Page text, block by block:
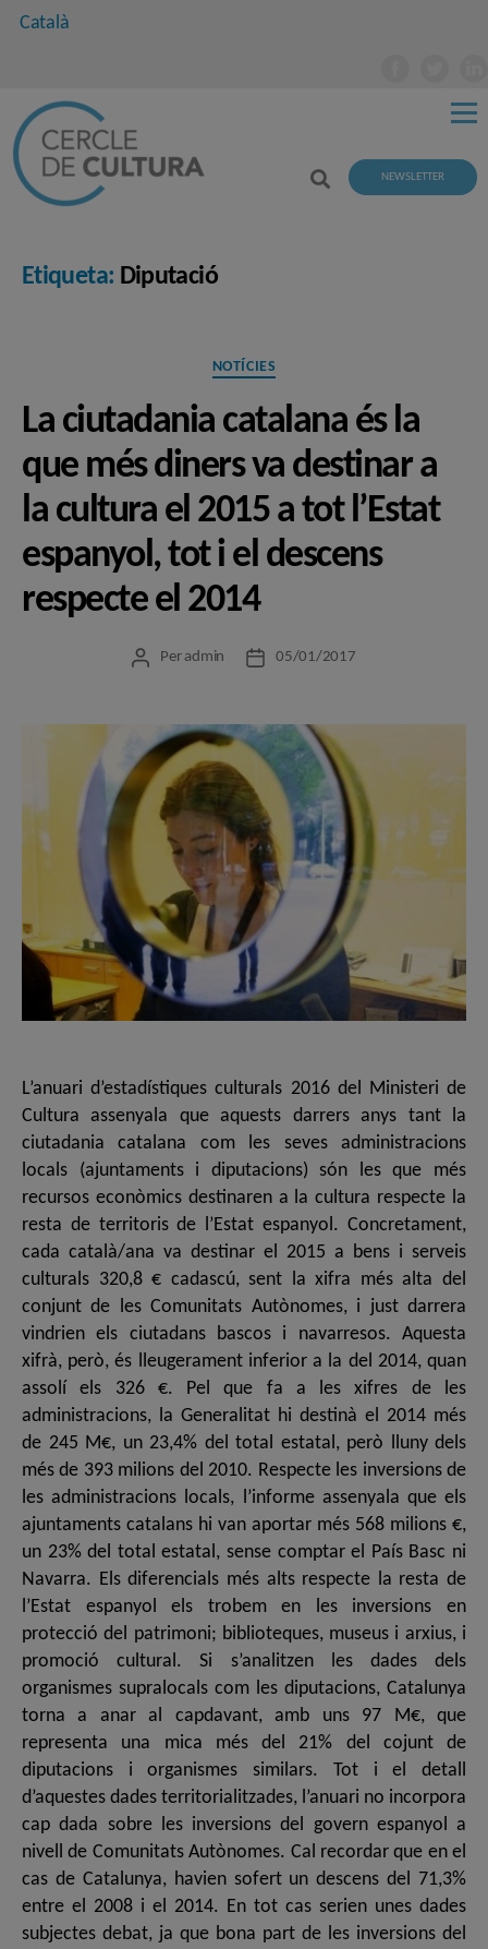
Català
NEWSLETTER
Etiqueta: Diputació
Categories
NOTÍCIES
La ciutadania catalana és la
que més diners va destinar a
la cultura el 2015 a tot l’Estat
espanyol, tot i el descens
respecte el 2014
Autor
Per admin
Data05/01/2017
L’anuari d’estadístiques culturals 2016 del Ministeri de
Cultura assenyala que aquests darrers anys tant la
ciutadania catalana com les seves administracions
locals (ajuntaments i diputacions) són les que més
recursos econòmics destinaren a la cultura respecte la
resta de territoris de l’Estat espanyol. Concretament,
cada català/ana va destinar el 2015 a bens i serveis
culturals 320,8 € cadascú, sent la xifra més alta del
conjunt de les Comunitats Autònomes, i just darrera
vindrien els ciutadans bascos i navarresos. Aquesta
xifrà, però, és lleugerament inferior a la del 2014, quan
assolí els 326 €. Pel que fa a les xifres de les
administracions, la Generalitat hi destinà el 2014 més
de 245 M€, un 23,4% del total estatal, però lluny dels
més de 393 milions del 2010. Respecte les inversions de
les administracions locals, l’informe assenyala que els
ajuntaments catalans hi van aportar més 568 milions €,
un 23% del total estatal, sense comptar el País Basc ni
Navarra. Els diferencials més alts respecte la resta de
l’Estat espanyol els trobem en les inversions en
protecció del patrimoni; biblioteques, museus i arxius, i
promoció cultural. Si s’analitzen les dades dels
organismes supralocals com les diputacions, Catalunya
torna a anar al capdavant, amb uns 97 M€, que
representa una mica més del 21% del cojunt de
diputacions i organismes similars. Tot i el detall
d’aquestes dades territorialitzades, l’anuari no incorpora
cap dada sobre les inversions del govern espanyol a
nivell de Comunitats Autònomes. Cal recordar que en el
cas de Catalunya, havien sofert un descens del 71,3%
entre el 2008 i el 2014. En tot cas serien unes dades
subjectes debat, ja que bona part de les inversions del